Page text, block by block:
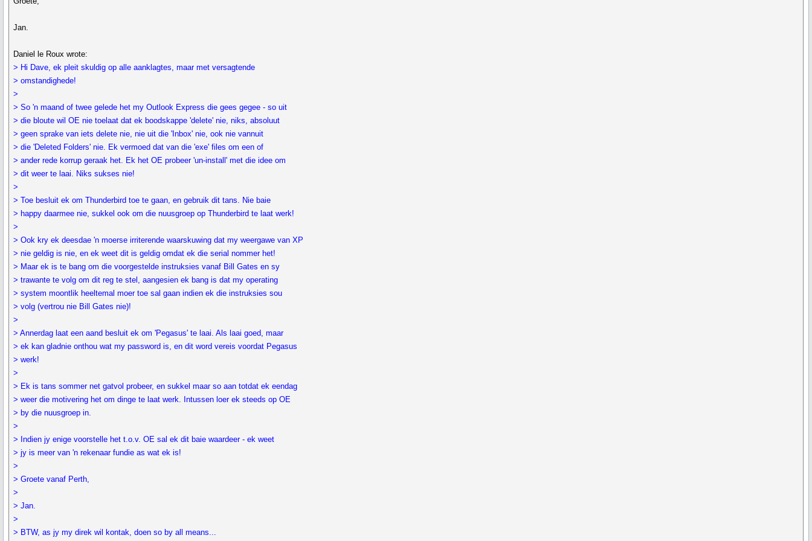
Jan.
Daniel le Roux wrote:
> Hi Dave, ek pleit skuldig op alle aanklagtes, maar met versagtende
> omstandighede!
>
> So 'n maand of twee gelede het my Outlook Express die gees gegee - so uit
> die bloute wil OE nie toelaat dat ek boodskappe 'delete' nie, niks, absoluut
> geen sprake van iets delete nie, nie uit die 'Inbox' nie, ook nie vannuit
> die 'Deleted Folders' nie. Ek vermoed dat van die 'exe' files om een of
> ander rede korrup geraak het. Ek het OE probeer 'un-install' met die idee om
> dit weer te laai. Niks sukses nie!
>
> Toe besluit ek om Thunderbird toe te gaan, en gebruik dit tans. Nie baie
> happy daarmee nie, sukkel ook om die nuusgroep op Thunderbird te laat werk!
>
> Ook kry ek deesdae 'n moerse irriterende waarskuwing dat my weergawe van XP
> nie geldig is nie, en ek weet dit is geldig omdat ek die serial nommer het!
> Maar ek is te bang om die voorgestelde instruksies vanaf Bill Gates en sy
> trawante te volg om dit reg te stel, aangesien ek bang is dat my operating
> system moontlik heeltemal moer toe sal gaan indien ek die instruksies sou
> volg (vertrou nie Bill Gates nie)!
>
> Annerdag laat een aand besluit ek om 'Pegasus' te laai. Als laai goed, maar
> ek kan gladnie onthou wat my password is, en dit word vereis voordat Pegasus
> werk!
>
> Ek is tans sommer net gatvol probeer, en sukkel maar so aan totdat ek eendag
> weer die motivering het om dinge te laat werk. Intussen loer ek steeds op OE
> by die nuusgroep in.
>
> Indien jy enige voorstelle het t.o.v. OE sal ek dit baie waardeer - ek weet
> jy is meer van 'n rekenaar fundie as wat ek is!
>
> Groete vanaf Perth,
>
> Jan.
>
> BTW, as jy my direk wil kontak, doen so by all means...